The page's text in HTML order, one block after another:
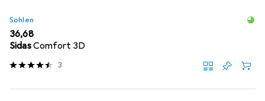
Sohlen
EUR
36,68
SidasComfort 3D
3